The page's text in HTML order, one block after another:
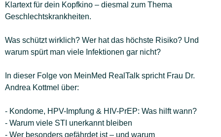
Klartext für dein Kopfkino – diesmal zum Thema
Geschlechtskrankheiten.
Was schützt wirklich? Wer hat das höchste Risiko? Und
warum spürt man viele Infektionen gar nicht?
In dieser Folge von MeinMed RealTalk spricht Frau Dr.
Andrea Kottmel über:
- Kondome, HPV-Impfung & HIV-PrEP: Was hilft wann?
- Warum viele STI unerkannt bleiben
- Wer besonders gefährdet ist – und warum